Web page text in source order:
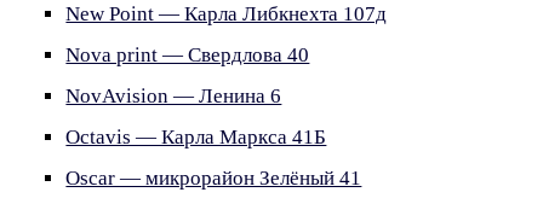
New Point — Карла Либкнехта 107д
Nova print — Свердлова 40
NovAvision — Ленина 6
Octavis — Карла Маркса 41Б
Oscar — микрорайон Зелёный 41